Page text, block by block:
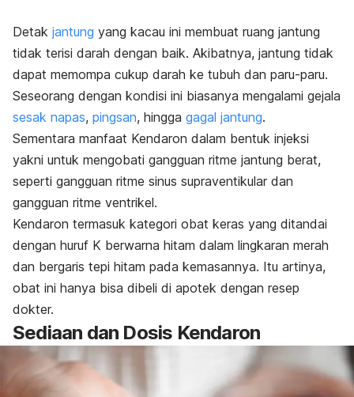
Detak jantung yang kacau ini membuat ruang jantung
tidak terisi darah dengan baik. Akibatnya, jantung tidak
dapat memompa cukup darah ke tubuh dan paru-paru.
Seseorang dengan kondisi ini biasanya mengalami gejala
sesak napas, pingsan, hingga gagal jantung.
Sementara manfaat Kendaron dalam bentuk injeksi
yakni untuk mengobati gangguan ritme jantung berat,
seperti gangguan ritme sinus supraventikular dan
gangguan ritme ventrikel.
Kendaron termasuk kategori obat keras yang ditandai
dengan huruf K berwarna hitam dalam lingkaran merah
dan bergaris tepi hitam pada kemasannya. Itu artinya,
obat ini hanya bisa dibeli di apotek dengan resep
dokter.
Sediaan dan Dosis Kendaron